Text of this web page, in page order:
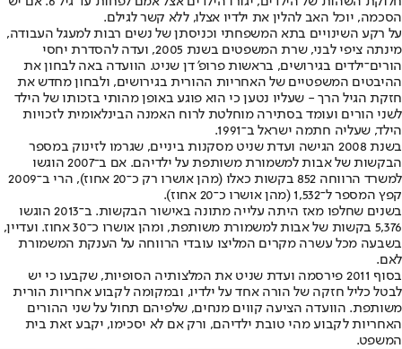
הסכמה, יוכל האב להלין את ילדיו אצלו, ללא קשר לגילם.
על רקע השינויים בתא המשפחתי וכניסתן של נשים רבות למעגל העבודה,
מינתה ציפי לבני, שרת המשפטים בשנת 2005, ועדה להסדרת יחסי
הורים־ילדים בגירושים, בראשות פרופ' דן שניט. הוועדה באה לבחון את
ההיבטים המשפטיים של האחריות ההורית בגירושים, ולבחון מחדש את
חזקת הגיל הרך - שעליו נטען כי הוא פוגע באופן מהותי בזכותו של הילד
לשני הורים ועומד בסתירה מוחלטת לרוח האמנה הבינלאומית לזכויות
הילד, שעליה חתמה ישראל ב־1991.
בשנת 2008 הגישה ועדת שניט מסקנות ביניים, שגרמו לזינוק במספר
הבקשות של אבות למשמורת משותפת על ילדיהם. אם ב־2007 הוגשו
למשרד הרווחה 852 בקשות כאלו (מהן אושרו רק כ־20 אחוז), הרי ב־2009
קפץ המספר ל־1,532 (מהן אושרו כ־20 אחוז).
בשנים שחלפו מאז היתה עלייה מתונה באישור הבקשות. ב־2013 הוגשו
5,376 בקשות של אבות למשמורת משותפת, ומהן אושרו כ־30 אחוז. ועדיין,
בשבעה מכל עשרה מקרים המליצו עובדי הרווחה על הענקת המשמורת
לאם.
בסוף 2011 פירסמה ועדת שניט את המלצותיה הסופיות, שקבעו כי יש
לבטל כליל חזקה של הורה אחד על ילדיו, ובמקומה לקבוע אחריות הורית
משותפת. הוועדה הציעה קווים מנחים, שלפיהם תחול על שני ההורים
האחריות לקבוע מהי טובת ילדיהם, ורק אם לא יסכימו, יקבע זאת בית
המשפט.